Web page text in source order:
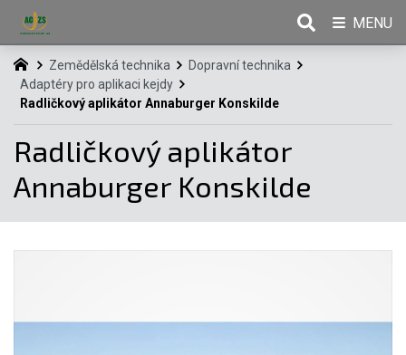
Zemědělská technika
Dopravní technika
Adaptéry pro aplikaci kejdy
Radličkový aplikátor Annaburger Konskilde
Radličkový aplikátor
Annaburger Konskilde
MENU